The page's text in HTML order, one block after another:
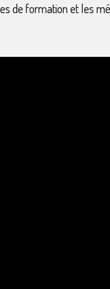
de formation et les